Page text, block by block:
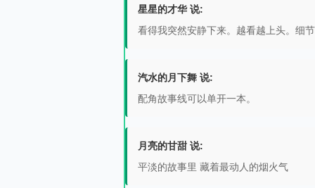
星星的才华 说:
看得我突然安静下来。越看越上头。细
汽水的月下舞 说:
配角故事线可以单开一本。
月亮的甘甜 说:
平淡的故事里 藏着最动人的烟火气